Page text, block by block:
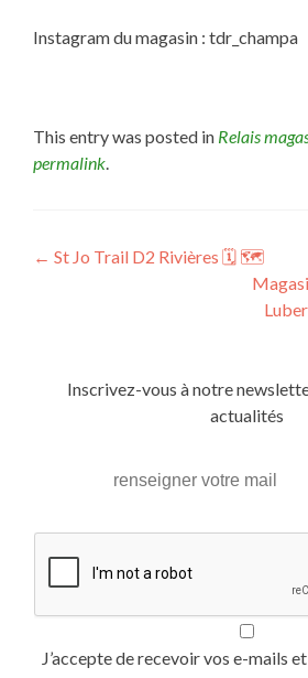
Instagram du magasin : tdr_champa
This entry was posted in Relais
permalink
Post
← St Jo Trail D2 Rivières 🗓 🗺
Inscrivez-vous à notre
actualités
J’accepte de recevoir vos e-mails